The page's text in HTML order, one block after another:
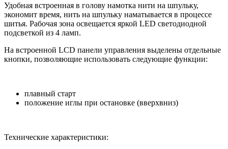
Удобная встроенная в голову намотка нити на шпульку,
экономит время, нить на шпульку наматывается в процессе
шитья. Рабочая зона освещается яркой LED светодиодной
подсветкой из 4 ламп.
На встроенной LCD панели управления выделены отдельные
кнопки, позволяющие использовать следующие функции:
плавный старт
положение иглы при остановке (вверхвниз)
Технические характеристики: